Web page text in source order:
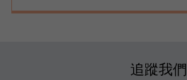
追蹤我們